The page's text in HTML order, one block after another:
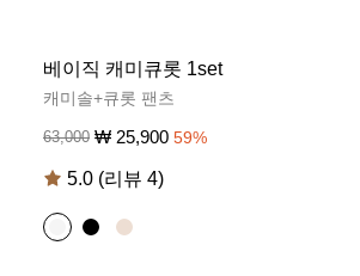
베이직 캐미큐롯 1set
캐미솔+큐롯 팬츠
63,000 ₩ 25,900 59%
5.0 (리뷰 4)